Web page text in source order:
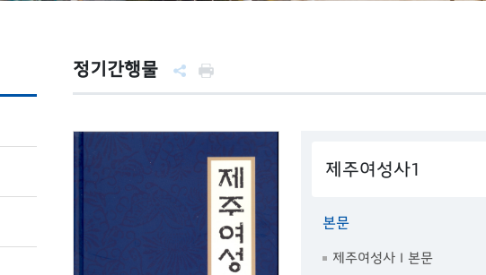
정기간행물
제주여성사1
본문
제주여성사Ⅰ본문